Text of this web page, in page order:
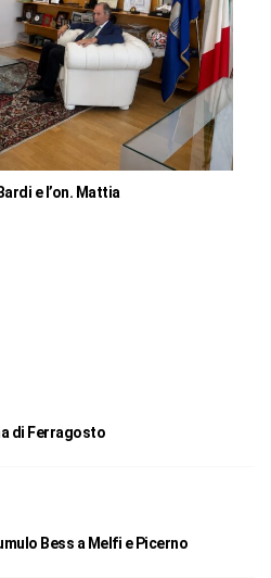
e l’on. Mattia
di Ferragosto
Bess a Melfi e Picerno